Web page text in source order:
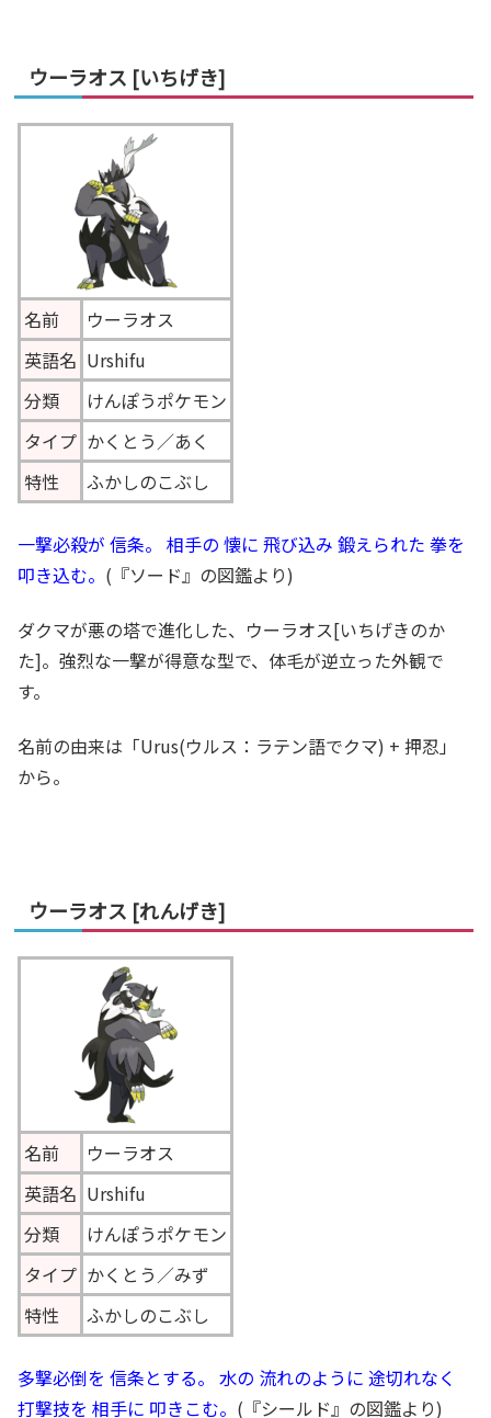
ウーラオス [いちげき]
名前
ウーラオス
英語名 Urshifu
分類
けんぽうポケモン
タイプ かくとう／あく
特性
ふかしのこぶし
一撃必殺が 信条。 相手の 懐に 飛び込み 鍛えられた 拳を
叩き込む。 (『ソード』の図鑑より)
ダクマが悪の塔で進化した、ウーラオス[いちげきのか
た]。強烈な一撃が得意な型で、体毛が逆立った外観で
す。
名前の由来は「Urus(ウルス：ラテン語でクマ) + 押忍」
から。
ウーラオス [れんげき]
名前
ウーラオス
英語名 Urshifu
分類
けんぽうポケモン
タイプ かくとう／みず
特性
ふかしのこぶし
多撃必倒を 信条とする。 水の 流れのように 途切れなく
打撃技を 相手に 叩きこむ。 (『シールド』の図鑑より)